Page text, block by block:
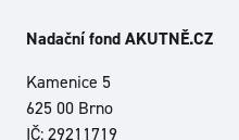
Nadační fond AKUTNĚ.CZ
Kamenice 5
625 00 Brno
IČ: 29211719